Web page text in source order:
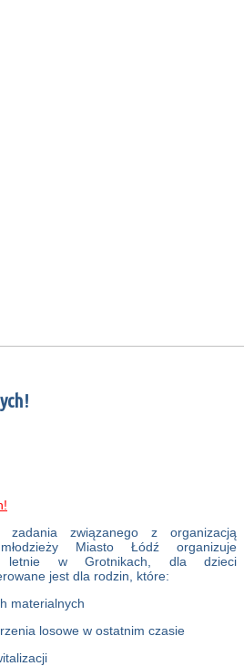
związanego z organizacją
Miasto Łódź organizuje
letnie w Grotnikach, dla dzieci
jest dla rodzin, które:
materialnych
losowe w ostatnim czasie